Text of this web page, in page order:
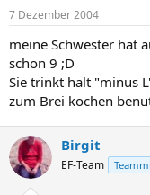
7 Dezember 2004
meine Schwester hat
schon 9 ;D
Sie trinkt halt "minus
zum Brei kochen
Birgit
EF-Team